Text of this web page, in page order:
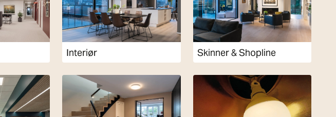
Interiør Skinner & Shopline